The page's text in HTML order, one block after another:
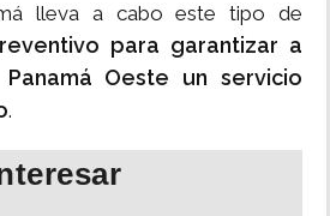
lleva a cabo este tipo de
para garantizar a
Oeste un servicio
.